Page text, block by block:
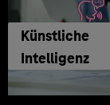
Künstliche
Intelligenz